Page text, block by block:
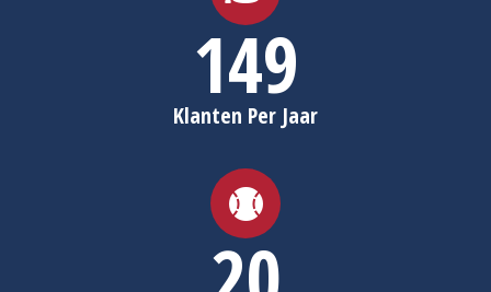
150
Klanten Per Jaar